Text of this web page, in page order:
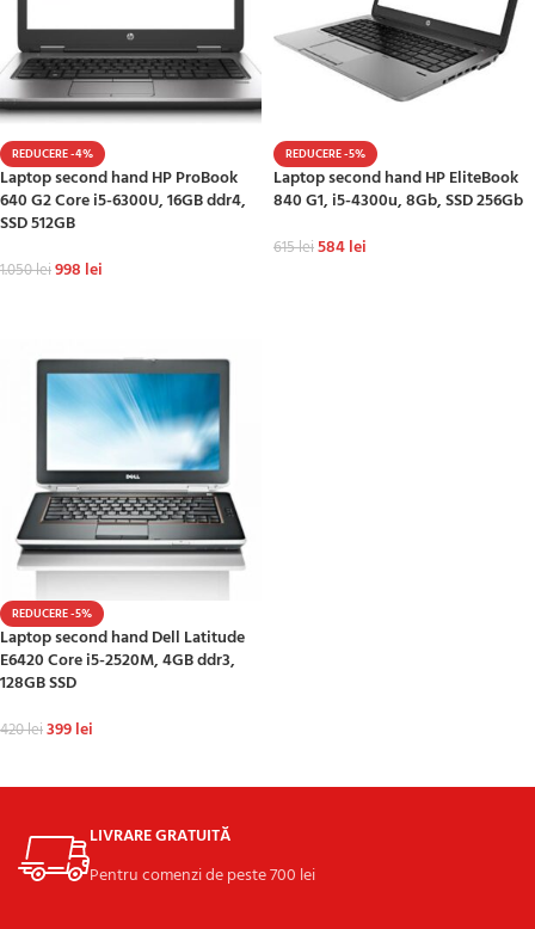
REDUCERE -4%
Laptop second hand HP ProBook
640 G2 Core i5-6300U, 16GB ddr4,
SSD 512GB
1.050lei998 lei
REDUCERE -5%
Laptop second hand HP EliteBook
840 G1, i5-4300u, 8Gb, SSD 256Gb
615lei584lei
REDUCERE -5%
Laptop second hand Dell Latitude
E6420 Core i5-2520M, 4GB ddr3,
128GB SSD
420lei399lei
LIVRARE GRATUITĂ
Pentru comenzi de peste 700 lei